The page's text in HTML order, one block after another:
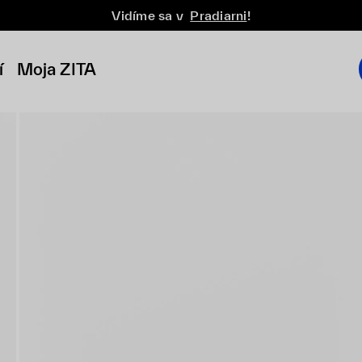
Vidíme sa v Pradiarni!
Moja ZITA